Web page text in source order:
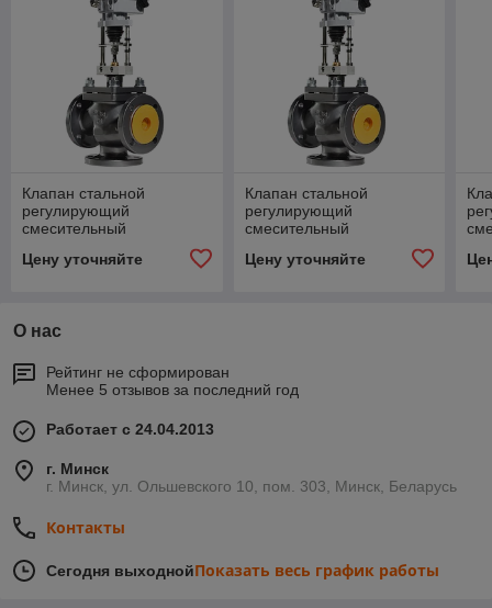
Клапан стальной
регулирующий
смесительный
ДУ-20
Цену уточняйте
Клапан стальной
регулирующий
смесительный
трехходовой 27лс947нж
ДУ-100
Цену уточняйте
О нас
Рейтинг не сформирован
Менее 5 отзывов за последний год
Работает с 24.04.2013
г. Минск
г. Минск, ул. Ольшевского 10, пом. 303, Минск, Беларусь
Контакты
Сегодня выходнойПоказать весь график работы